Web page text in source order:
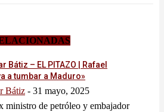
Bátiz – EL PITAZO | Rafael
a tumbar a Maduro»
Bátiz - 31 mayo, 2025
ministro de petróleo y embajador